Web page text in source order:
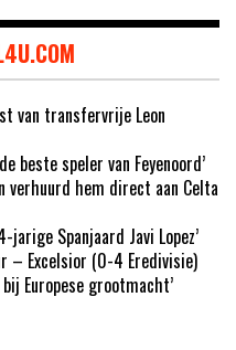
van transfervrije Leon
beste speler van Feyenoord’
verhuurd hem direct aan Celta
jarige Spanjaard Javi Lopez’
– Excelsior (0-4 Eredivisie)
Europese grootmacht’